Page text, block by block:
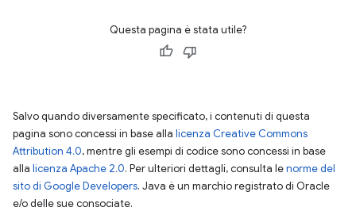
Questa pagina è stata utile?
Salvo quando diversamente specificato, i contenuti di questa
pagina sono concessi in base alla licenza Creative Commons
Attribution 4.0, mentre gli esempi di codice sono concessi in base
alla licenza Apache 2.0. Per ulteriori dettagli, consulta lenorme del
sito di Google Developers. Java è un marchio registrato di Oracle
e/o delle sue consociate.